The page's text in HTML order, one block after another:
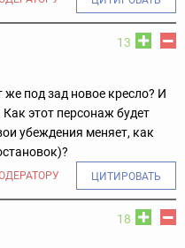
13
под зад новое кресло? И
этот персонаж будет
убеждения меняет, как
ЦИТИРОВАТЬ
18